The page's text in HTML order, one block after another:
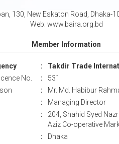
130, New Eskaton Road, Dhaka-
Web: www.baira.org.bd
Member Information
:
Takdir Trade
No.
:
531
:
Mr. Md. Habibur
:
Managing Director
:
204, Shahid Syed
Aziz Co-operative
:
Dhaka